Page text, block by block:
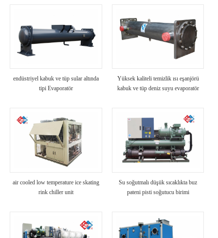
endüstriyel kabuk ve tüp sular altında
tipi Evaporatör
Yüksek kaliteli temizlik ısı eşanjörü
kabuk ve tüp deniz suyu evaporatör
air cooled low temperature ice skating
rink chiller unit
Su soğutmalı düşük sıcaklıkta buz
pateni pisti soğutucu birimi